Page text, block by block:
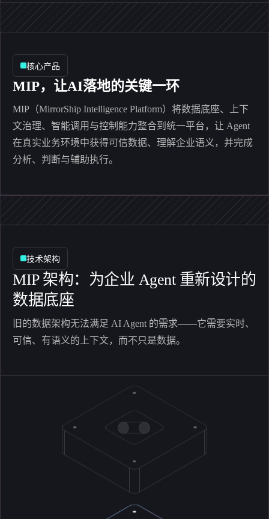
核心产品
MIP，让AI落地的关键一环
MIP（MirrorShip Intelligence Platform）将数据底座、上下
文治理、智能调用与控制能力整合到统一平台，让 Agent
在真实业务环境中获得可信数据、理解企业语义，并完成
分析、判断与辅助执行。
技术架构
MIP 架构：为企业 Agent 重新设计的
数据底座
旧的数据架构无法满足 AI Agent 的需求——它需要实时、
可信、有语义的上下文，而不只是数据。